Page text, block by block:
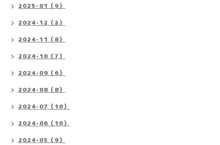
2025-01（9）
2024-12（2）
2024-11（8）
2024-10（7）
2024-09（6）
2024-08（8）
2024-07（10）
2024-06（10）
2024-05（9）